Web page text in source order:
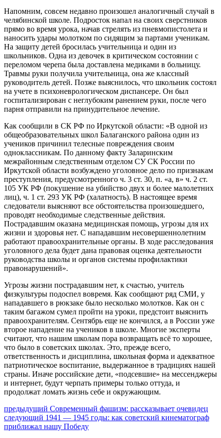
Напомним, совсем недавно произошел аналогичный случай в
челябинской школе. Подросток напал на своих сверстников
прямо во время урока, начав стрелять из пневмопистолета и
наносить удары молотком по сидящим за партами ученикам.
На защиту детей бросилась учительница и один из
школьников. Одна из девочек в критическом состоянии с
переломом черепа была доставлена медиками в больницу.
Травмы руки получила учительница, она же классный
руководитель детей. Позже выяснилось, что школьник состоял
на учете в психоневрологическом диспансере. Он был
госпитализирован с неглубоким ранением руки, после чего
парня отправили на принудительное лечение.
Как сообщили в СК РФ по Иркутской области: «В одной из
общеобразовательных школ Балаганского района один из
учеников причинил телесные повреждения своим
одноклассникам. По данному факту Заларинским
межрайонным следственным отделом СУ СК России по
Иркутской области возбуждено уголовное дело по признакам
преступления, предусмотренного ч. 3 ст. 30, п. «а, в» ч. 2 ст.
105 УК РФ (покушение на убийство двух и более малолетних
лиц), ч. 1 ст. 293 УК РФ (халатность). В настоящее время
следователи выясняют все обстоятельства произошедшего,
проводят необходимые следственные действия.
Пострадавшим оказана медицинская помощь, угрозы для их
жизни и здоровья нет. С нападавшим несовершеннолетним
работают правоохранительные органы. В ходе расследования
уголовного дела будет дана правовая оценка деятельности
руководства школы и органов системы профилактики
правонарушений».
Угрозы жизни пострадавшим нет, к счастью, учитель
физкультуры подоспел вовремя. Как сообщают ряд СМИ, у
нападавшего в рюкзаке было несколько молотков. Как он с
таким багажом сумел пройти на уроки, предстоит выяснить
правоохранителям. Сентябрь еще не кончился, а в России уже
второе нападение на учеников в школе. Многие эксперты
считают, что нашим школам пора возвращать всё то хорошее,
что было в советских школах. Это, прежде всего,
ответственность и дисциплина, школьная форма и адекватное
патриотическое воспитание, выдержанное в традициях нашей
страны. Иначе российские дети, «подсевшие» на мессенджеры
и интернет, будут черпать примеры только оттуда, и
продолжат ломать жизнь себе и окружающим.
Навигация
по
предыдущий Предыдущий
пост:
Современный фашизм: рассказывает очевидец
следующий Следующее
сообщение:
1941 — 1945 годы: как советский кинематограф
приближал нашу Победу